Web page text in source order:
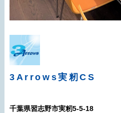
3Arrows実籾CS
千葉県習志野市実籾5-5-18